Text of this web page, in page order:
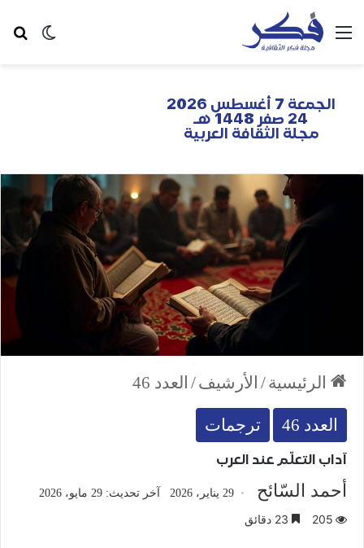
الجمعة 7 أغسطس 2026
24 صفر 1448 هـ
مجلة الثقافة العربية
الرئيسية/ الأرشيف/ العدد 46
العدد 46 ترجمات
آداب التعلّم عند العرب
أحمد السّائح 29 يناير، 2026 آخر تحديث: 29 مايو، 2026
205